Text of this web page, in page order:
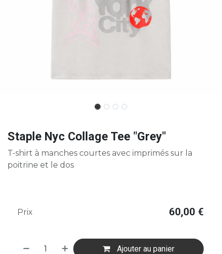
Staple Nyc Collage Tee "Grey"
T-shirt à manches courtes avec imprimés sur la
poitrine et le dos
Ajouter au panier
Prix 60,00 €